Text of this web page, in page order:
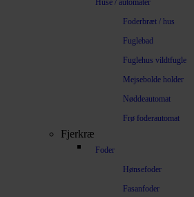
Huse / automater
Foderbræt / hus
Fuglebad
Fuglehus vildtfugle
Mejsebolde holder
Nøddeautomat
Frø foderautomat
Fjerkræ
Foder
Hønsefoder
Fasanfoder